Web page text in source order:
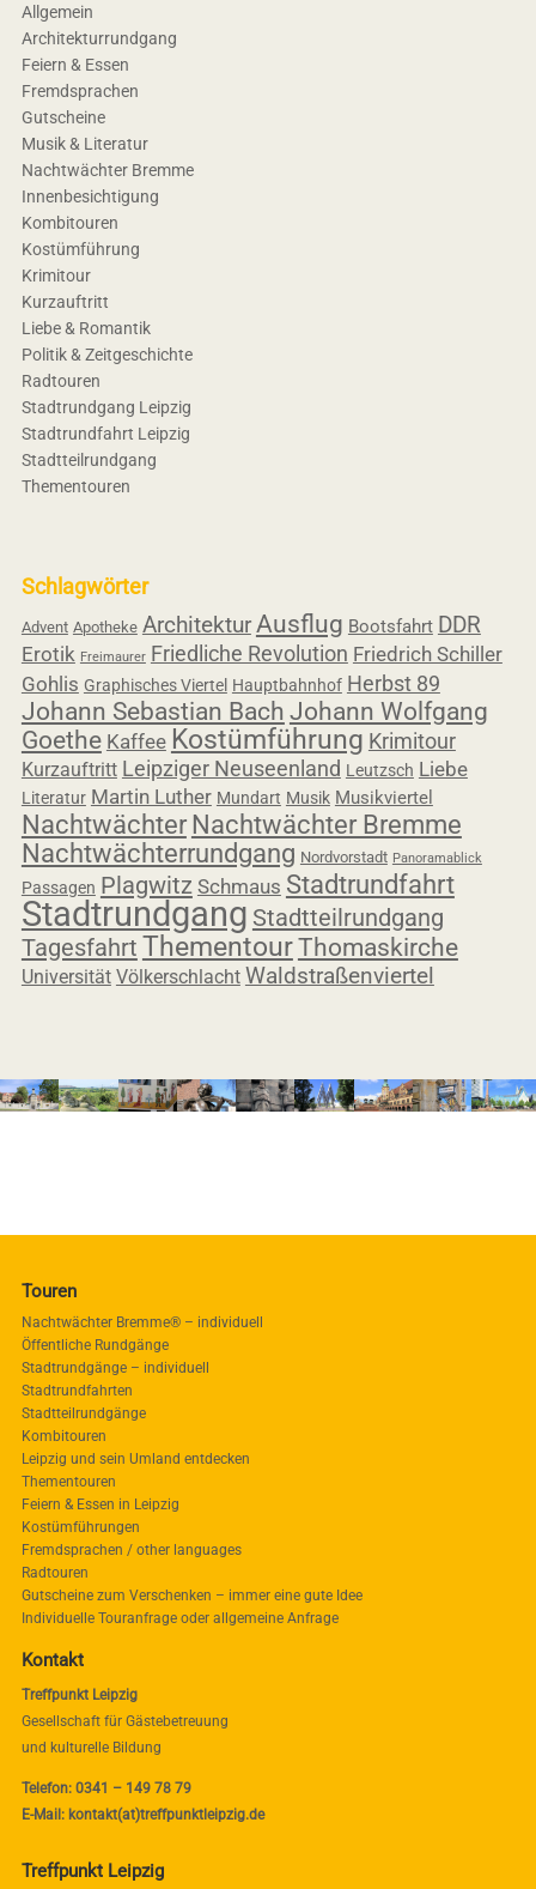
Allgemein
Architekturrundgang
Feiern & Essen
Fremdsprachen
Gutscheine
Musik & Literatur
Nachtwächter Bremme
Innenbesichtigung
Kombitouren
Kostümführung
Krimitour
Kurzauftritt
Liebe & Romantik
Politik & Zeitgeschichte
Radtouren
Stadtrundgang Leipzig
Stadtrundfahrt Leipzig
Stadtteilrundgang
Thementouren
Schlagwörter
Advent Apotheke Architektur Ausflug Bootsfahrt DDR
Erotik Freimaurer Friedliche Revolution Friedrich Schiller
Gohlis Graphisches Viertel Hauptbahnhof Herbst 89
Johann Sebastian Bach Johann Wolfgang
Goethe Kaffee Kostümführung Krimitour
Kurzauftritt Leipziger Neuseenland Leutzsch Liebe
Literatur Martin Luther Mundart Musik Musikviertel
NachtwächterNachtwächter Bremme
Nachtwächterrundgang Nordvorstadt Panoramablick
Passagen Plagwitz Schmaus Stadtrundfahrt
Stadtrundgang Stadtteilrundgang
Tagesfahrt ThementourThomaskirche
Universität Völkerschlacht Waldstraßenviertel
Touren
Nachtwächter Bremme® – individuell
Öffentliche Rundgänge
Stadtrundgänge – individuell
Stadtrundfahrten
Stadtteilrundgänge
Kombitouren
Leipzig und sein Umland entdecken
Thementouren
Feiern & Essen in Leipzig
Kostümführungen
Fremdsprachen / other languages
Radtouren
Gutscheine zum Verschenken – immer eine gute Idee
Individuelle Touranfrage oder allgemeine Anfrage
Kontakt
Treffpunkt Leipzig
Gesellschaft für Gästebetreuung
und kulturelle Bildung
Telefon: 0341 – 149 78 79
E-Mail: kontakt(at)treffpunktleipzig.de
Treffpunkt Leipzig